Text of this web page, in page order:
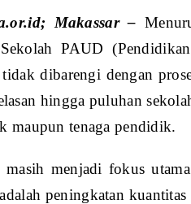
Makassar –
PAUD
dibarengi dengan
hingga puluhan
maupun tenaga pendidik.
menjadi fokus
peningkatan